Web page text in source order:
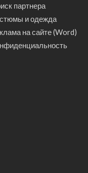
партнера
и одежда
на сайте (Word)